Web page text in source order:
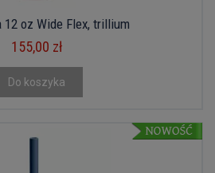
12 oz Wide Flex, trillium
155,00 zł
Do koszyka